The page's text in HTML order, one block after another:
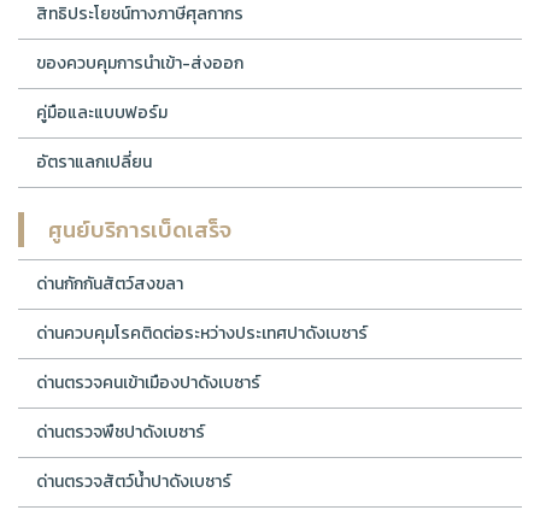
สิทธิประโยชน์ทางภาษีศุลกากร
ของควบคุมการนำเข้า-ส่งออก
คู่มือและแบบฟอร์ม
อัตราแลกเปลี่ยน
ศูนย์บริการเบ็ดเสร็จ
ด่านกักกันสัตว์สงขลา
ด่านควบคุมโรคติดต่อระหว่างประเทศปาดังเบซาร์
ด่านตรวจคนเข้าเมืองปาดังเบซาร์
ด่านตรวจพืชปาดังเบซาร์
ด่านตรวจสัตว์น้ำปาดังเบซาร์